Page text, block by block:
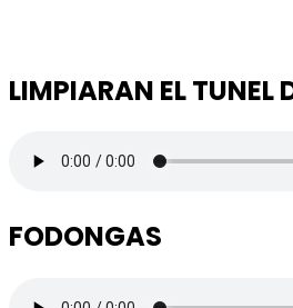
LIMPIARAN EL TUNEL
FODONGAS